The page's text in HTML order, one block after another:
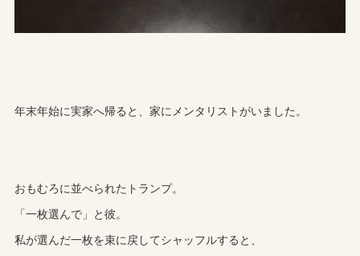
年末年始に実家へ帰ると、家にメンタリストがいました。
おもむろに並べられたトランプ。
「一枚選んで」と彼。
私が選んだ一枚を束に戻してシャッフルすると、